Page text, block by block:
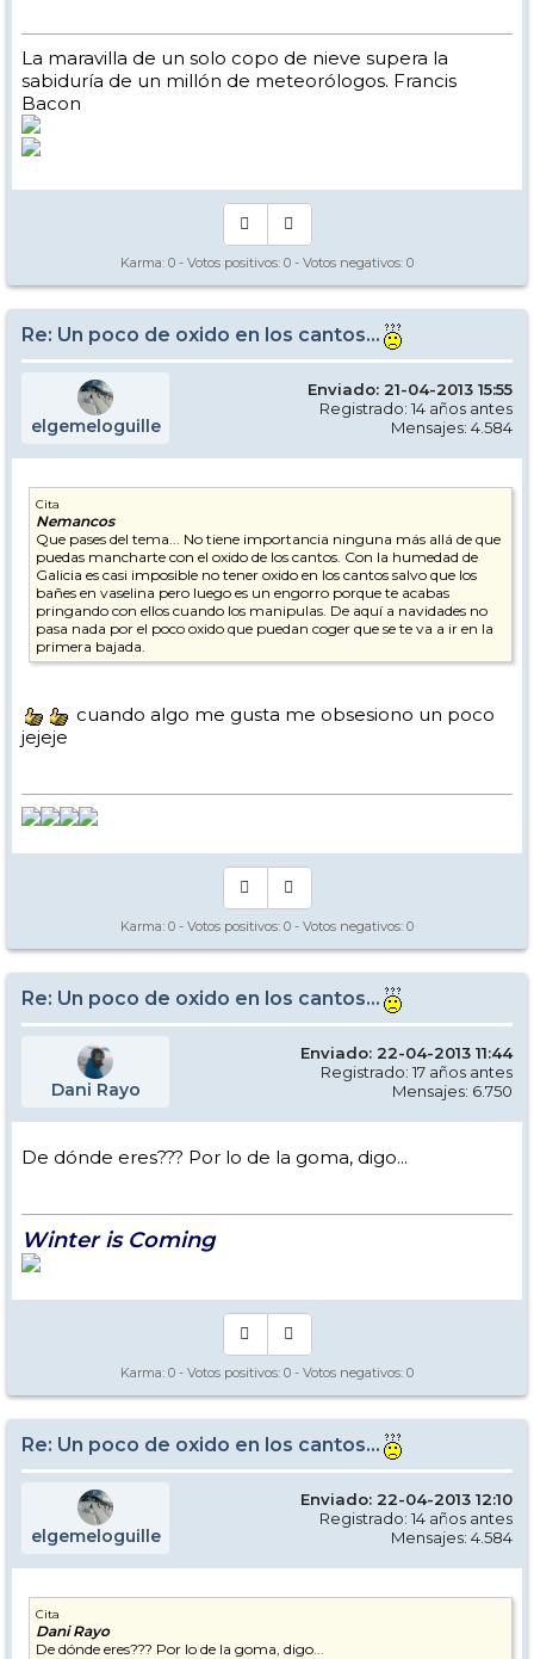
La maravilla de un solo copo de nieve supera la
sabiduría de un millón de meteorólogos. Francis
Bacon
Karma: 0 - Votos positivos: 0 - Votos negativos: 0
Re: Un poco de oxido en los cantos...
elgemeloguille
Enviado: 21-04-2013 15:55
Registrado: 14 años antes
Mensajes: 4.584
Cita
Nemancos
Que pases del tema... No tiene importancia ninguna más allá de que
puedas mancharte con el oxido de los cantos. Con la humedad de
Galicia es casi imposible no tener oxido en los cantos salvo que los
bañes en vaselina pero luego es un engorro porque te acabas
pringando con ellos cuando los manipulas. De aquí a navidades no
pasa nada por el poco oxido que puedan coger que se te va a ir en la
primera bajada.
cuando algo me gusta me obsesiono un poco
jejeje
Karma: 0 - Votos positivos: 0 - Votos negativos: 0
Re: Un poco de oxido en los cantos...
Dani Rayo
Enviado: 22-04-2013 11:44
Registrado: 17 años antes
Mensajes: 6.750
De dónde eres??? Por lo de la goma, digo...
Winter is Coming
Karma: 0 - Votos positivos: 0 - Votos negativos: 0
Re: Un poco de oxido en los cantos...
elgemeloguille
Enviado: 22-04-2013 12:10
Registrado: 14 años antes
Mensajes: 4.584
Cita
Dani Rayo
De dónde eres??? Por lo de la goma, digo...